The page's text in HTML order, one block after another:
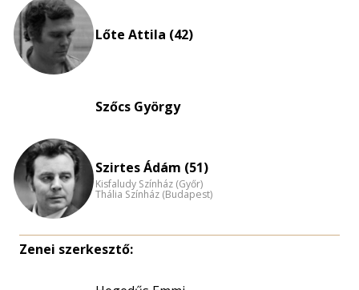
Lőte Attila (42)
Szőcs György
Szirtes Ádám (51)
Kisfaludy Színház (Győr)
Thália Színház (Budapest)
Zenei szerkesztő: